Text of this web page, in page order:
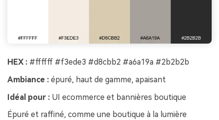
HEX : #ffffff #f3ede3 #d8cbb2 #a6a19a #2b2b2b
Ambiance : épuré, haut de gamme, apaisant
Idéal pour : UI ecommerce et bannières boutique
Épuré et raffiné, comme une boutique à la lumière